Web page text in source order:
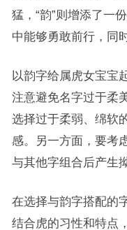
猛，“韵”则增添了一
中能够勇敢前行，同
以韵字给属虎女宝宝
注意避免名字过于柔
选择过于柔弱、绵软
感。另一方面，要考
与其他字组合后产生
在选择与韵字搭配的
结合虎的习性和特点